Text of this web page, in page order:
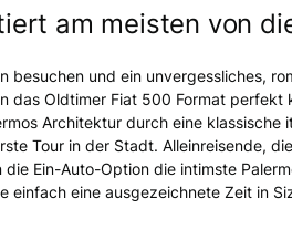
am meisten von
besuchen und ein unvergessliches,
das Oldtimer Fiat 500 Format
Architektur durch eine
Tour in der Stadt. Alleinreisende,
die Ein-Auto-Option die intimste
einfach eine ausgezeichnete Zeit in